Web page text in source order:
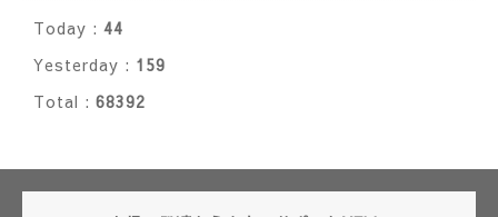
Today : 44
Yesterday : 159
Total : 68392